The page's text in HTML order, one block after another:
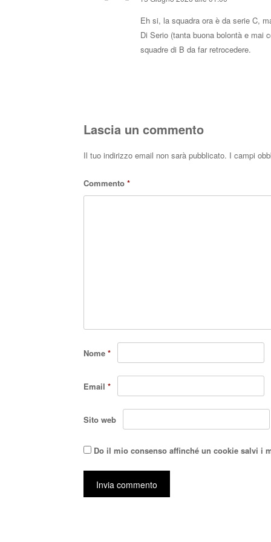
Eh si, la squadra ora è da serie C,
Di Serio (tanta buona bolontà e mai
squadre di B da far retrocedere.
Lascia un commento
Il tuo indirizzo email non sarà pubblicato. I campi
Commento *
Nome *
Email *
Sito web
Do il mio consenso affinché un cookie salvi i